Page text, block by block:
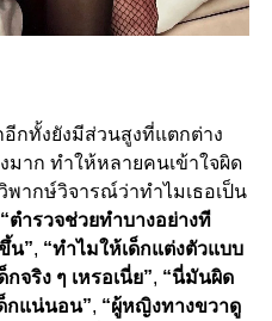
กทั้งยังมีส่วนสูงที่แตกต่าง
มาก ทำให้หลายคนเข้าใจผิด
พากษ์วิจารณ์ว่าทำไมเธอเป็น
“ตำรวจช่วยทำบางอย่างที
น”, “ทำไมให้เด็กแต่งตัวแบบ
กจริง ๆ เหรอเนี่ย”, “นี่มันผิด
กแน่นอน”, “ผู้หญิงทางขวาดู